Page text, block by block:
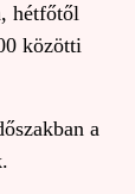
hétfőtől
közötti
a